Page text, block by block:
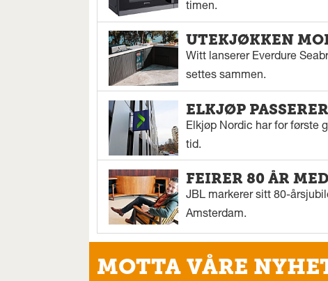
timen.
UTEKJØKKEN
Witt lanserer Everdure
settes sammen.
ELKJØP
Elkjøp Nordic har for første
tid.
FEIRER 80 ÅR
JBL markerer sitt 80-
Amsterdam.
MOTTA VÅRE